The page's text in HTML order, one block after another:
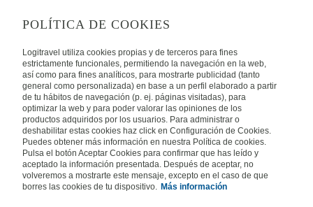
KÄYTTÖEHDOT
Oikeudellinen huomautus Yleiset valmismatkaehdot
Evästekäytäntömme
MUISSA MAISSA
Espanja Portugali Italia
Saksa Brasilia
POLÍTICA DE COOKIES
Logitravel utiliza cookies propias y de terceros para fines
estrictamente funcionales, permitiendo la navegación en la web,
así como para fines analíticos, para mostrarte publicidad (tanto
general como personalizada) en base a un perfil elaborado a partir
de tu hábitos de navegación (p. ej. páginas visitadas), para
optimizar la web y para poder valorar las opiniones de los
productos adquiridos por los usuarios. Para administrar o
deshabilitar estas cookies haz click en Configuración de Cookies.
Puedes obtener más información en nuestra Política de cookies.
Pulsa el botón Aceptar Cookies para confirmar que has leído y
aceptado la información presentada. Después de aceptar, no
volveremos a mostrarte este mensaje, excepto en el caso de que
borres las cookies de tu dispositivo. Más información